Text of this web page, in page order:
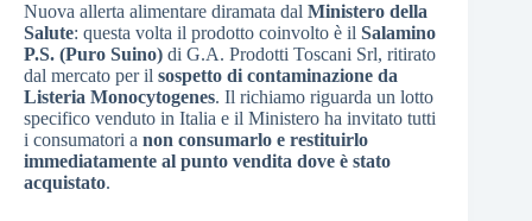
Nuova allerta alimentare diramata dal Ministero della
Salute: questa volta il prodotto coinvolto è il Salamino
P.S. (Puro Suino) di G.A. Prodotti Toscani Srl, ritirato
dal mercato per il sospetto di contaminazione da
Listeria Monocytogenes. Il richiamo riguarda un lotto
specifico venduto in Italia e il Ministero ha invitato tutti
i consumatori a non consumarlo e restituirlo
immediatamente al punto vendita dove è stato
acquistato.